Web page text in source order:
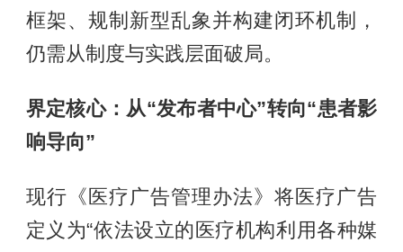
框架、规制新型乱象并构建闭环机制，
仍需从制度与实践层面破局。
界定核心：从“发布者中心”转向“患者影
响导向”
现行《医疗广告管理办法》将医疗广告
定义为“依法设立的医疗机构利用各种媒